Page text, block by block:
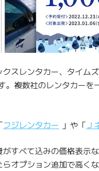
スレンタカー、タイム
複数社のレンタカーを
フジレンタカー 」や「Ｊ
すべて込みの価格表示
オプション追加で高く